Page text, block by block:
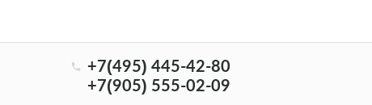
+7(495) 445-42-80
+7(905) 555-02-09